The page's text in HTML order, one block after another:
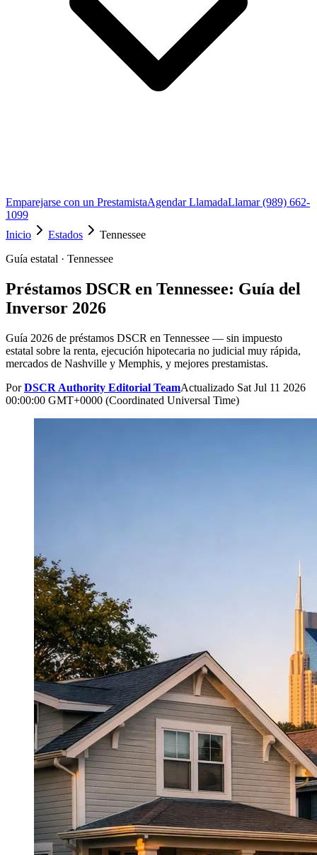
Emparejarse con un PrestamistaAgendar LlamadaLlamar (989) 662-
1099
Inicio
Estados
Tennessee
Guía estatal · Tennessee
Préstamos DSCR en Tennessee: Guía del
Inversor 2026
Guía 2026 de préstamos DSCR en Tennessee — sin impuesto
estatal sobre la renta, ejecución hipotecaria no judicial muy rápida,
mercados de Nashville y Memphis, y mejores prestamistas.
PorDSCR Authority Editorial TeamActualizado Sat Jul 11 2026
00:00:00 GMT+0000 (Coordinated Universal Time)